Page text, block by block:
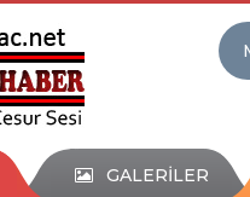
GALERİLER